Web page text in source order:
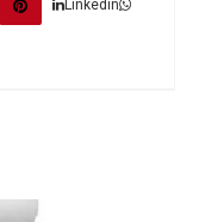
Linkedin